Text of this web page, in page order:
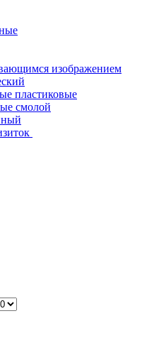
изображением
пластиковые
смолой